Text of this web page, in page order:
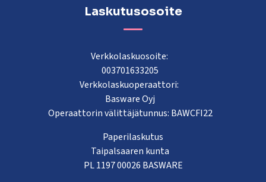
Laskutusosoite
Verkkolaskuosoite:
003701633205
Verkkolaskuoperaattori:
Basware Oyj
Operaattorin välittäjätunnus: BAWCFI22
Paperilaskutus
Taipalsaaren kunta
PL 1197 00026 BASWARE